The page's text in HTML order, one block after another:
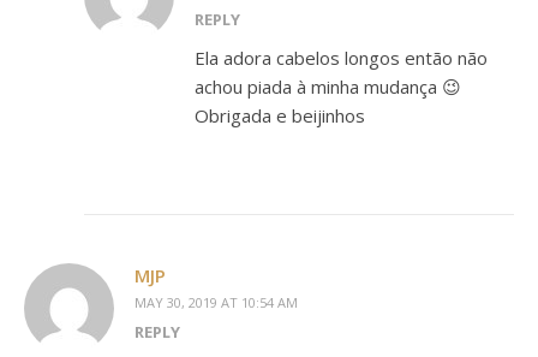
REPLY
Ela adora cabelos longos então não
achou piada à minha mudança 😉
Obrigada e beijinhos
MJP
MAY 30, 2019 AT 10:54 AM
REPLY